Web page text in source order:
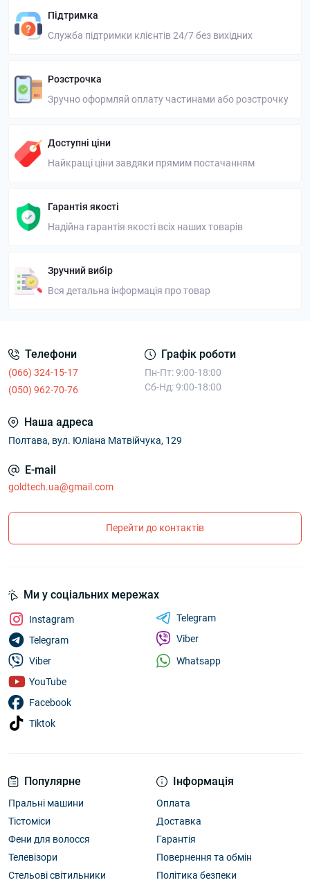
Підтримка
Служба підтримки клієнтів 24/7 без вихідних
Розстрочка
Зручно оформляй оплату частинами або розстрочку
Доступні ціни
Найкращі ціни завдяки прямим постачанням
Гарантія якості
Надійна гарантія якості всіх наших товарів
Зручний вибір
Вся детальна інформація про товар
Телефони
(066) 324-15-17
(050) 962-70-76
Графік роботи
Пн-Пт: 9:00-18:00
Сб-Нд: 9:00-18:00
Наша адреса
Полтава, вул. Юліана Матвійчука, 129
E-mail
goldtech.ua@gmail.com
Перейти до контактів
Популярне
Пральні машини
Тістоміси
Фени для волосся
Телевізори
Стельові світильники
Інформація
Оплата
Доставка
Гарантія
Повернення та обмін
Політика безпеки
Ми у соціальних мережах
Instagram
Telegram
Viber
YouTube
Facebook
Tiktok
Telegram
Viber
Whatsapp